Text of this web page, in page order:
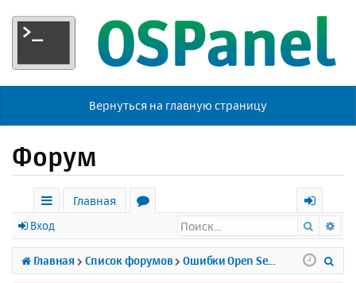
Вернуться на главную страницу
Форум
с
ы
л
Главная
р
у
х
о
д
Вход Поиск
Главная Список форумов